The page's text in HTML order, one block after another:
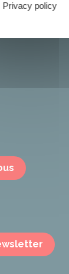
Privacy policy